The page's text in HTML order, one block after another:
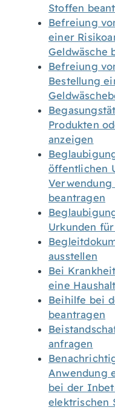
Stoffen
Befreiung
einer
Geldwäsche
Befreiung
Bestellung
Produkten
anzeigen
öffentlichen
Verwendung
beantragen
Urkunden
ausstellen
Bei
eine
Beihilfe bei
beantragen
anfragen
Anwendung
bei der
elektrischen